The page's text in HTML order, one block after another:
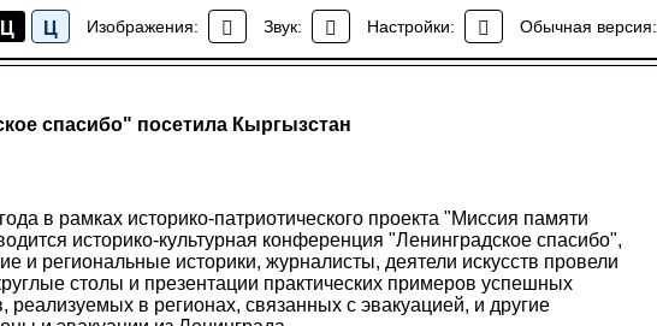
Ц Ц Изображения: Звук: Настройки: Обычная версия:
Новости
спасибо" посетила Кыргызстан
в рамках историко-патриотического проекта "Миссия памяти
историко-культурная конференция "Ленинградское спасибо",
и региональные историки, журналисты, деятели искусств провели
столы и презентации практических примеров успешных
реализуемых в регионах, связанных с эвакуацией, и другие